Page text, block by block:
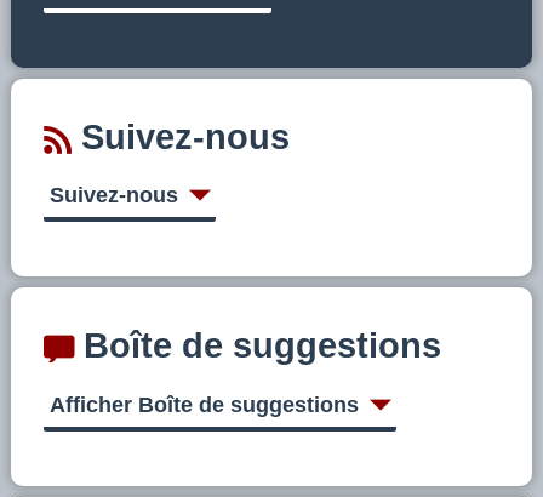
Suivez-nous
Suivez-nous
Boîte de suggestions
Afficher Boîte de suggestions